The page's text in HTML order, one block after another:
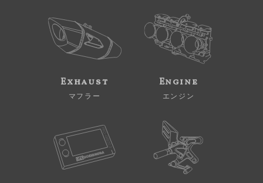
Exhaust
マフラー
Engine
エンジン